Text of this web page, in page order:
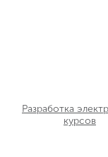
Разработка
курсов